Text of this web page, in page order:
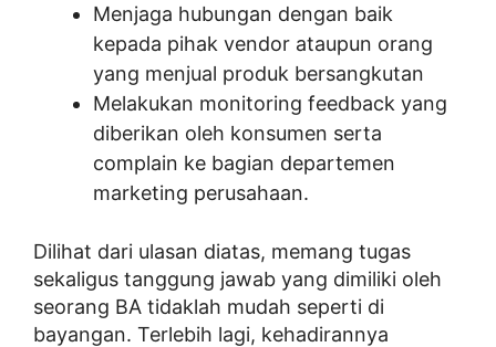
Menjaga hubungan dengan baik
kepada pihak vendor ataupun orang
yang menjual produk bersangkutan
Melakukan monitoring feedback yang
diberikan oleh konsumen serta
complain ke bagian departemen
marketing perusahaan.
Dilihat dari ulasan diatas, memang tugas
sekaligus tanggung jawab yang dimiliki oleh
seorang BA tidaklah mudah seperti di
bayangan. Terlebih lagi, kehadirannya